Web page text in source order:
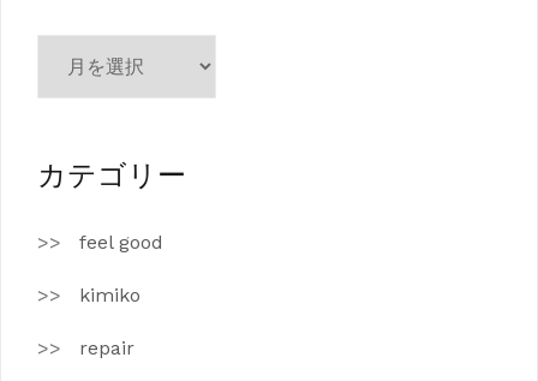
カ
ブ
カテゴリー
feel good
kimiko
repair